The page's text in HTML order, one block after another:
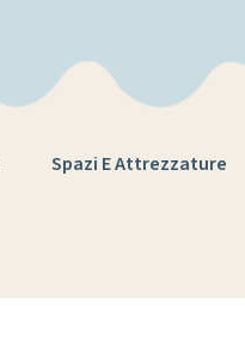
Spazi E Attrezzature